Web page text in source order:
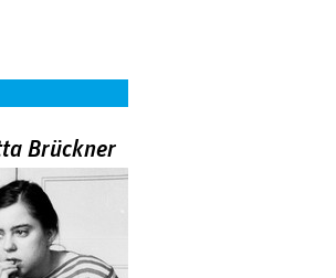
Brückner